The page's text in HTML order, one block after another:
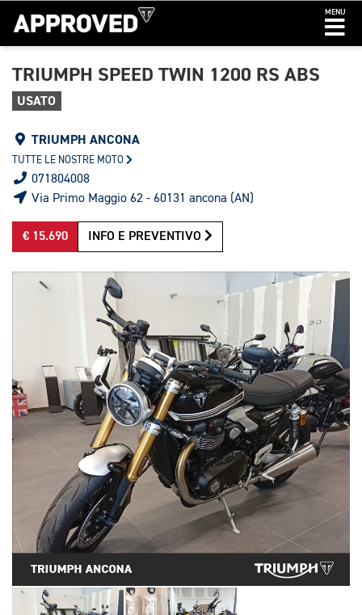
MENU
TRIUMPH SPEED TWIN 1200 RS ABS
USATO
TRIUMPH ANCONA
TUTTE LE NOSTRE MOTO
071804008
Via Primo Maggio 62 - 60131 ancona (AN)
€ 15.690 INFO E PREVENTIVO